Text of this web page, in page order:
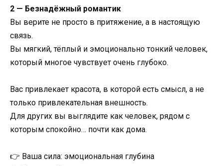
2 — Безнадёжный романтик
Вы верите не просто в притяжение, а в настоящую
связь.
Вы мягкий, тёплый и эмоционально тонкий человек,
который многое чувствует очень глубоко.
Вас привлекает красота, в которой есть смысл, а не
только привлекательная внешность.
Для других вы выглядите как человек, рядом с
которым спокойно… почти как дома.
👉 Ваша сила: эмоциональная глубина